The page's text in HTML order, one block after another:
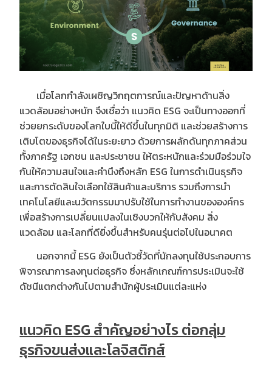
เมื่อโลกกำลังเผชิญวิกฤตการณ์และปัญหาด้านสิ่ง
แวดล้อมอย่างหนัก จึงเชื่อว่า แนวคิด ESG จะเป็นทางออกที่
ช่วยยกระดับของโลกใบนี้ให้ดีขึ้นในทุกมิติ และช่วยสร้างการ
เติบโตของธุรกิจได้ในระยะยาว ด้วยการผลักดันทุกภาคส่วน
ทั้งภาครัฐ เอกชน และประชาชน ให้ตระหนักและร่วมมือร่วมใจ
กันให้ความสนใจและคำนึงถึงหลัก ESG ในการดำเนินธุรกิจ
และการตัดสินใจเลือกใช้สินค้าและบริการ รวมถึงการนำ
เทคโนโลยีและนวัตกรรมมาปรับใช้ในการทำงานขององค์กร
เพื่อสร้างการเปลี่ยนแปลงในเชิงบวกให้กับสังคม สิ่ง
แวดล้อม และโลกที่ดียิ่งขึ้นสำหรับคนรุ่นต่อไปในอนาคต
นอกจากนี้ ESG ยังเป็นตัวชี้วัดที่นักลงทุนใช้ประกอบการ
พิจารณาการลงทุนต่อธุรกิจ ซึ่งหลักเกณฑ์การประเมินจะใช้
ดัชนีแตกต่างกันไปตามสำนักผู้ประเมินแต่ละแห่ง
แนวคิด ESG สำคัญอย่างไร ต่อกลุ่ม
ธุรกิจขนส่งและโลจิสติกส์